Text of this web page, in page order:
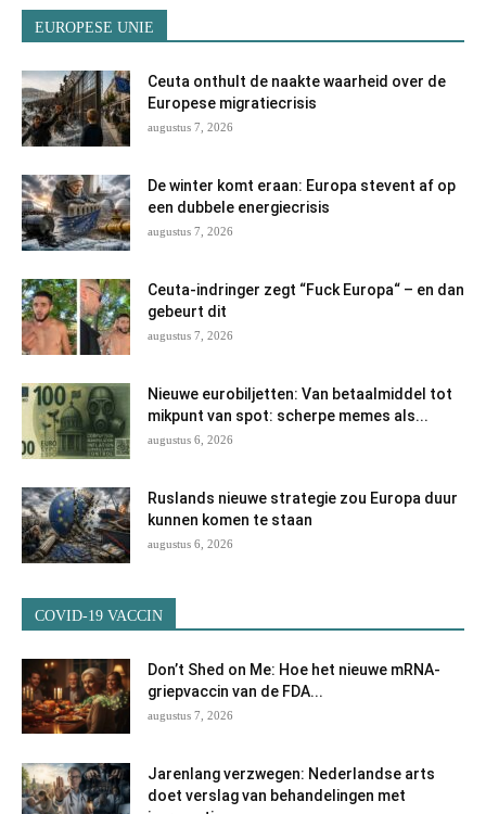
EUROPESE UNIE
Ceuta onthult de naakte waarheid over de
Europese migratiecrisis
augustus 7, 2026
De winter komt eraan: Europa stevent af op
een dubbele energiecrisis
augustus 7, 2026
Ceuta-indringer zegt “Fuck Europa“ – en dan
gebeurt dit
augustus 7, 2026
Nieuwe eurobiljetten: Van betaalmiddel tot
mikpunt van spot: scherpe memes als...
augustus 6, 2026
Ruslands nieuwe strategie zou Europa duur
kunnen komen te staan
augustus 6, 2026
COVID-19 VACCIN
Don’t Shed on Me: Hoe het nieuwe mRNA-
griepvaccin van de FDA...
augustus 7, 2026
Jarenlang verzwegen: Nederlandse arts
doet verslag van behandelingen met